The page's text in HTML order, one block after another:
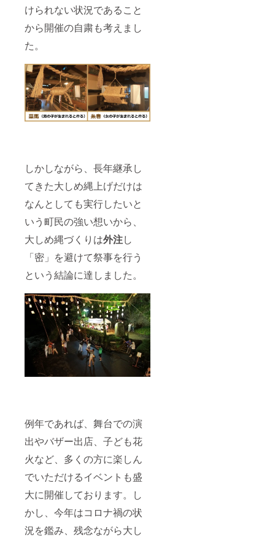
けられない状況であること
から開催の自粛も考えまし
た。
しかしながら、長年継承し
てきた大しめ縄上げだけは
なんとしても実行したいと
いう町民の強い想いから、
大しめ縄づくりは外注し
「密」を避けて祭事を行う
という結論に達しました。
例年であれば、舞台での演
出やバザー出店、子ども花
火など、多くの方に楽しん
でいただけるイベントも盛
大に開催しております。し
かし、今年はコロナ禍の状
況を鑑み、残念ながら大し